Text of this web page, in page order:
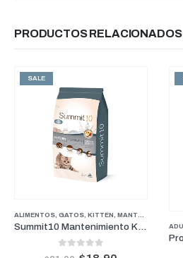
PRODUCTOS RELACIONADOS
SALE
SIN EXISTENCIAS
ADULTO,ALIMENTOS,GATOS, MANTENIMIENTO